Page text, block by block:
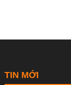
TIN MỚI